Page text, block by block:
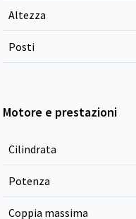
Altezza
Posti
Motore e prestazioni
Cilindrata
Potenza
Coppia massima